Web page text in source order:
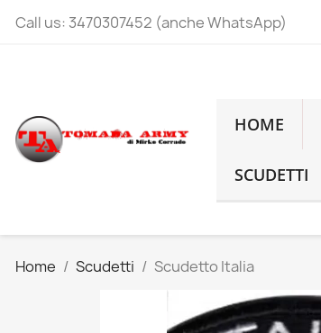
Call us: 3470307452 (anche WhatsApp)
HOME
SCUDETTI
Home Scudetti Scudetto Italia